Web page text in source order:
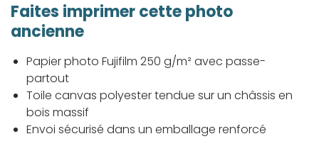
Faites imprimer cette photo
ancienne
Papier photo Fujifilm 250 g/m² avec passe-
partout
Toile canvas polyester tendue sur un châssis en
bois massif
Envoi sécurisé dans un emballage renforcé